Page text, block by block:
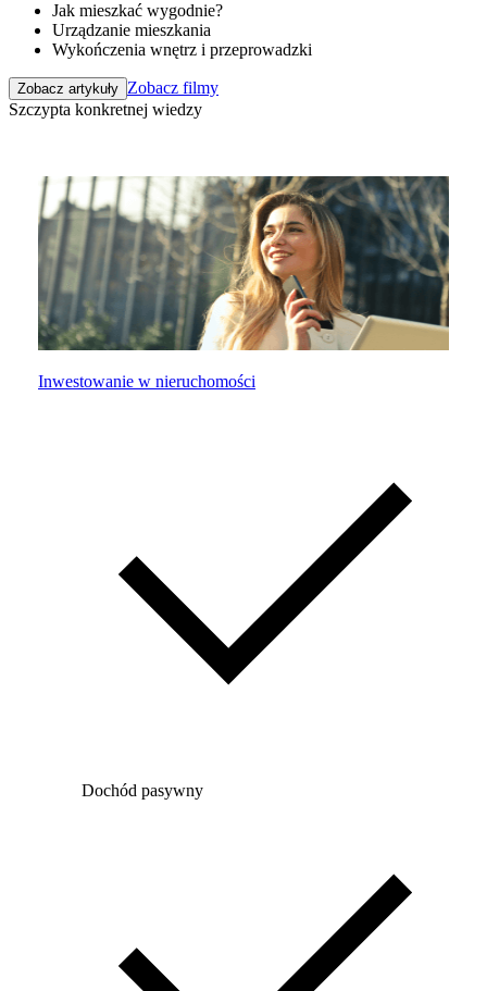
Jak mieszkać wygodnie?
Urządzanie mieszkania
Wykończenia wnętrz i przeprowadzki
Zobacz artykuły Zobacz filmy
Szczypta konkretnej wiedzy
Inwestowanie w nieruchomości
Dochód pasywny